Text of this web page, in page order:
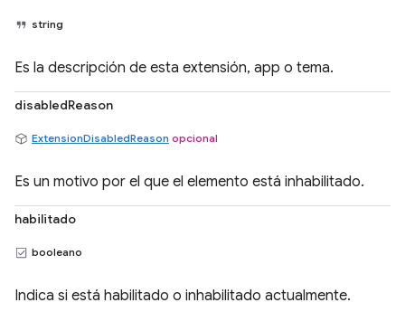
string
Es la descripción de esta extensión, app o tema.
disabledReason
ExtensionDisabledReason opcional
Es un motivo por el que el elemento está inhabilitado.
habilitado
booleano
Indica si está habilitado o inhabilitado actualmente.